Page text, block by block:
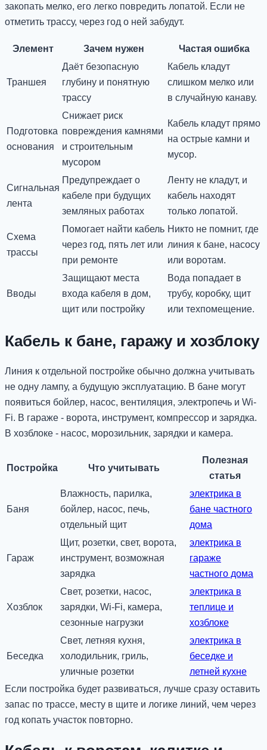
закопать мелко, его легко повредить лопатой. Если не
отметить трассу, через год о ней забудут.
Элемент Зачем нужен Частая ошибка
Траншея
Даёт безопасную
глубину и понятную
трассу
Кабель кладут
слишком мелко или
в случайную канаву.
Подготовка
основания
Снижает риск
повреждения камнями
и строительным
мусором
Кабель кладут прямо
на острые камни и
мусор.
Сигнальная
лента
Предупреждает о
кабеле при будущих
земляных работах
Ленту не кладут, и
кабель находят
только лопатой.
Схема
трассы
Помогает найти кабель
через год, пять лет или
при ремонте
Никто не помнит, где
линия к бане, насосу
или воротам.
Вводы
Защищают места
входа кабеля в дом,
щит или постройку
Вода попадает в
трубу, коробку, щит
или техпомещение.
Кабель к бане, гаражу и хозблоку
Линия к отдельной постройке обычно должна учитывать
не одну лампу, а будущую эксплуатацию. В бане могут
появиться бойлер, насос, вентиляция, электропечь и Wi-
Fi. В гараже - ворота, инструмент, компрессор и зарядка.
В хозблоке - насос, морозильник, зарядки и камера.
Постройка Что учитывать
Полезная
статья
Баня
Влажность, парилка,
бойлер, насос, печь,
отдельный щит
электрика в
бане частного
дома
Гараж
Щит, розетки, свет, ворота,
инструмент, возможная
зарядка
электрика в
гараже
частного дома
Хозблок
Свет, розетки, насос,
зарядки, Wi-Fi, камера,
сезонные нагрузки
электрика в
теплице и
хозблоке
Беседка
Свет, летняя кухня,
холодильник, гриль,
уличные розетки
электрика в
беседке и
летней кухне
Если постройка будет развиваться, лучше сразу оставить
запас по трассе, месту в щите и логике линий, чем через
год копать участок повторно.